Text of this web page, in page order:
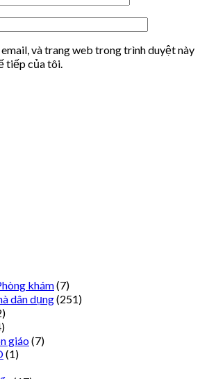
và trang web trong trình duyệt này
tiếp của tôi.
khám(7)
dân dụng(251)
giáo(7)
(1)